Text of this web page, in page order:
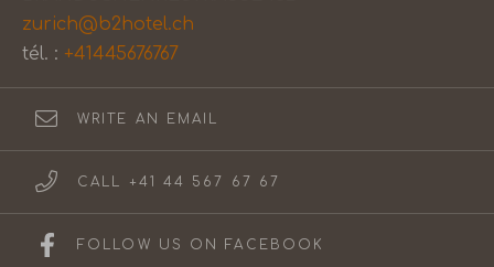
zurich@b2hotel.ch
tél. : +41445676767
WRITE AN EMAIL
CALL +41 44 567 67 67
FOLLOW US ON FACEBOOK